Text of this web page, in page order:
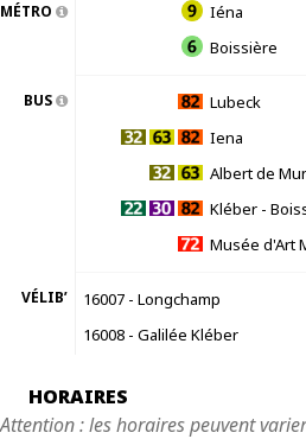
MÉTRO
Iéna
Boissière
BUS
Lubeck
Iena
Albert de
Kléber -
Musée d'Art
VÉLIB’
16007 - Longchamp
16008 - Galilée Kléber
HORAIRES
Attention : les horaires peuvent